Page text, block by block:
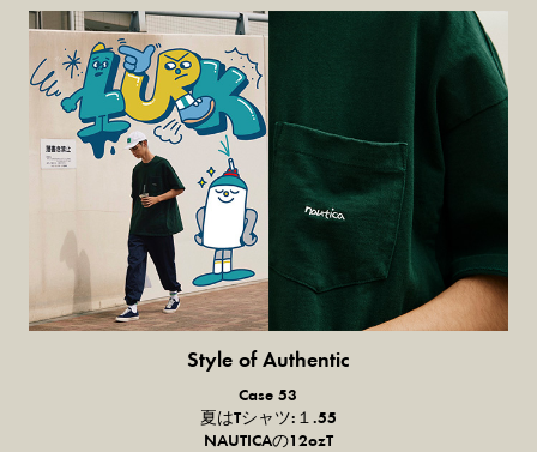
Style of Authentic
普通の服、
普通のスタイル。
Case 53
夏はTシャツ: １.55
NAUTICAの12ozT